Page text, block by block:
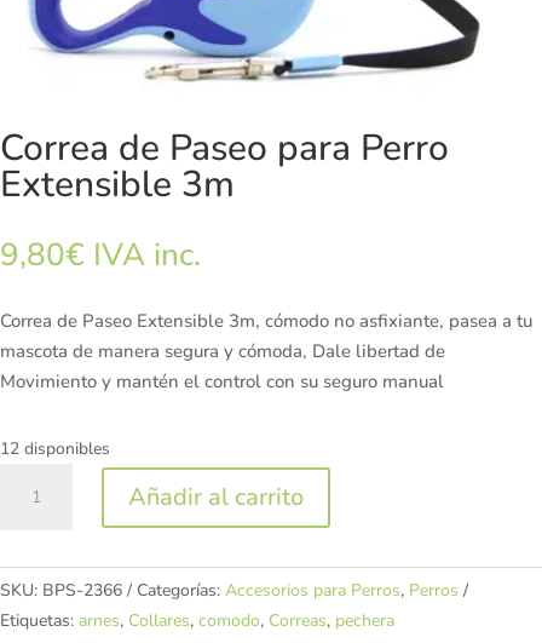
Correa de Paseo para Perro
Extensible 3m
9,80€ IVA inc.
Correa de Paseo Extensible 3m, cómodo no asfixiante, pasea a tu
mascota de manera segura y cómoda, Dale libertad de
Movimiento y mantén el control con su seguro manual
12 disponibles
para
Perro
Extensible
Añadir al carrito
SKU: BPS-2366 Categorías: Accesorios para Perros, Perros
Etiquetas: arnes, Collares, comodo, Correas, pechera